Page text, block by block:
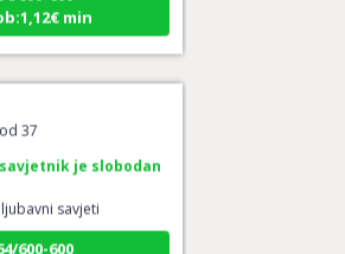
savjeti
600-600